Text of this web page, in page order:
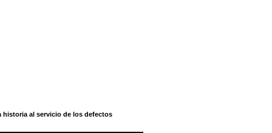
historia al servicio de los defectos